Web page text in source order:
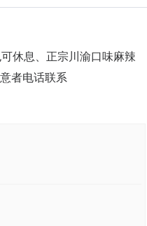
休息、正宗川渝口味麻辣
者电话联系